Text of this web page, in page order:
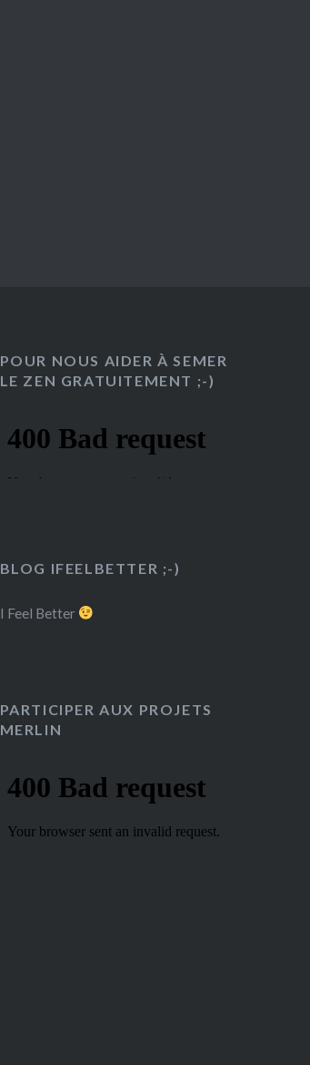
POUR NOUS AIDER À SEMER
LE ZEN GRATUITEMENT ;-)
BLOG IFEELBETTER ;-)
I Feel Better
PARTICIPER AUX PROJETS
MERLIN